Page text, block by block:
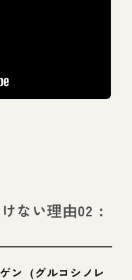
ない理由02：
ン（グルコシノレ